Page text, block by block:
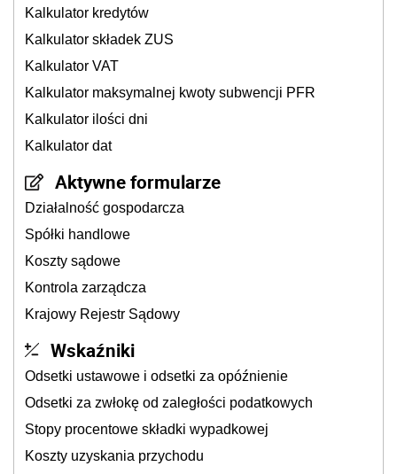
Kalkulator kredytów
Kalkulator składek ZUS
Kalkulator VAT
Kalkulator maksymalnej kwoty subwencji PFR
Kalkulator ilości dni
Kalkulator dat
Aktywne formularze
Działalność gospodarcza
Spółki handlowe
Koszty sądowe
Kontrola zarządcza
Krajowy Rejestr Sądowy
Wskaźniki
Odsetki ustawowe i odsetki za opóźnienie
Odsetki za zwłokę od zaległości podatkowych
Stopy procentowe składki wypadkowej
Koszty uzyskania przychodu